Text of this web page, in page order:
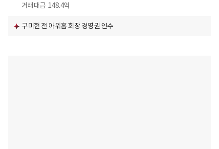
거래대금 148.4억
구미현 전 아워홈 회장 경영권 인수